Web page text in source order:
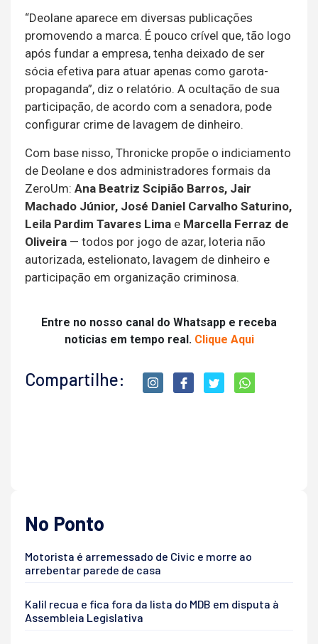
“Deolane aparece em diversas publicações
promovendo a marca. É pouco crível que, tão logo
após fundar a empresa, tenha deixado de ser
sócia efetiva para atuar apenas como garota-
propaganda”, diz o relatório. A ocultação de sua
participação, de acordo com a senadora, pode
configurar crime de lavagem de dinheiro.
Com base nisso, Thronicke propõe o indiciamento
de Deolane e dos administradores formais da
ZeroUm: Ana Beatriz Scipião Barros, Jair
Machado Júnior, José Daniel Carvalho Saturino,
Leila Pardim Tavares Lima e Marcella Ferraz de
Oliveira — todos por jogo de azar, loteria não
autorizada, estelionato, lavagem de dinheiro e
participação em organização criminosa.
Entre no nosso canal do Whatsapp e receba
noticias em tempo real. Clique Aqui
Compartilhe:
No Ponto
Motorista é arremessado de Civic e morre ao
arrebentar parede de casa
Kalil recua e fica fora da lista do MDB em disputa à
Assembleia Legislativa